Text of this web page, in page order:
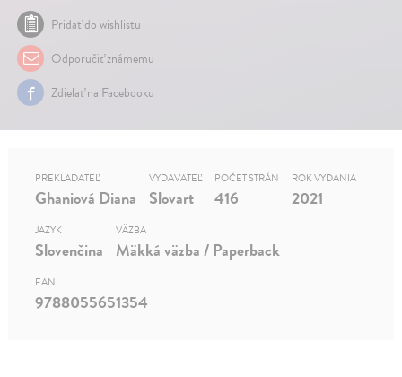
Pridať do wishlistu
Odporučiť známemu
Zdielať na Facebooku
PREKLADATEĽ
Ghaniová Diana
VYDAVATEĽ
Slovart
POČET STRÁN
416
ROK VYDANIA
2021
JAZYK
Slovenčina
VÄZBA
Mäkká väzba / Paperback
EAN
9788055651354